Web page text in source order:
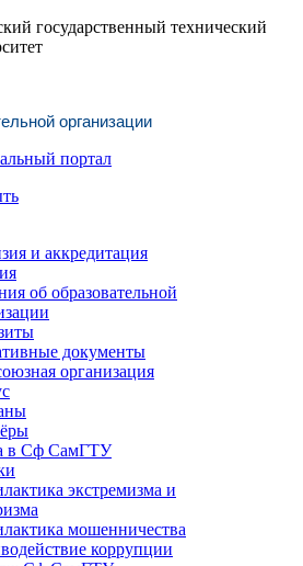
государственный технический
организации
и аккредитация
об образовательной
документы
организация
в Сф СамГТУ
экстремизма и
мошенничества
коррупции